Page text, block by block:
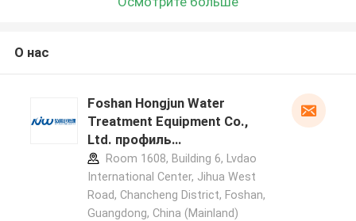
О нас
Foshan Hongjun Water
Treatment Equipment Co.,
Ltd. профиль
производителя
Room 1608, Building 6, Lvdao
International Center, Jihua West
Road, Chancheng District, Foshan,
Guangdong, China (Mainland)